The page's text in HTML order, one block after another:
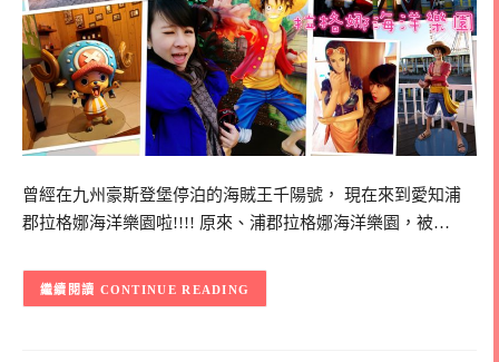
曾經在九州豪斯登堡停泊的海賊王千陽號， 現在來到愛知浦
郡拉格娜海洋樂園啦!!!! 原來、浦郡拉格娜海洋樂園，被…
CONTINUE READING